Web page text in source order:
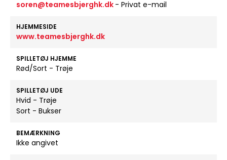
soren@teamesbjerghk.dk - Privat e-mail
HJEMMESIDE
www.teamesbjerghk.dk
SPILLETØJ HJEMME
Rød/Sort - Trøje
SPILLETØJ UDE
Hvid - Trøje
Sort - Bukser
BEMÆRKNING
Ikke angivet